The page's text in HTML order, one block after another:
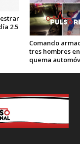
2.5
Comando
tres hombres
quema